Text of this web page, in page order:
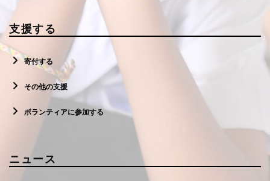
支援する
寄付する
その他の支援
ボランティアに参加する
ニュース